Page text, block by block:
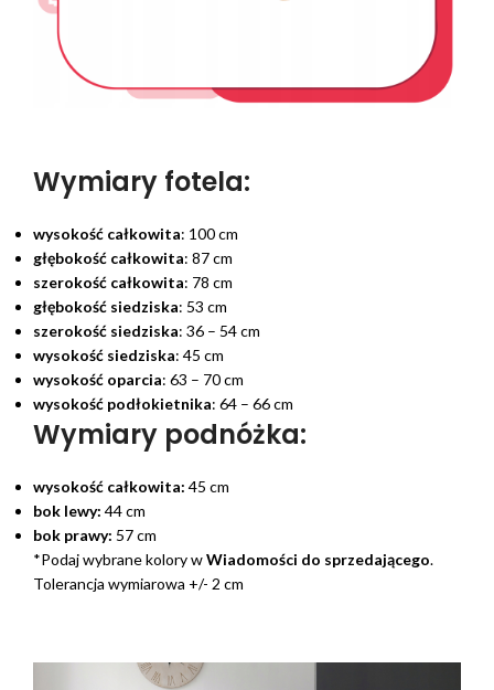
Wymiary fotela:
wysokość całkowita: 100 cm
głębokość całkowita: 87 cm
szerokość całkowita: 78 cm
głębokość siedziska: 53 cm
szerokość siedziska: 36 – 54 cm
wysokość siedziska: 45 cm
wysokość oparcia: 63 – 70 cm
wysokość podłokietnika: 64 – 66 cm
Wymiary podnóżka:
wysokość całkowita: 45 cm
bok lewy: 44 cm
bok prawy: 57 cm
*Podaj wybrane kolory wWiadomości do sprzedającego.
Tolerancja wymiarowa +/- 2 cm